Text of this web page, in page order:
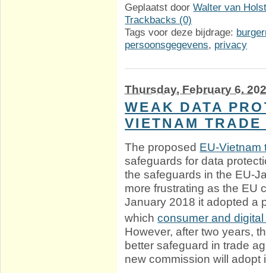
Geplaatst doorWalter van
Trackbacks (0)
Tags voor deze bijdrage:
persoonsgegevens, privacy
Thursday, February 6.
WEAK DATA
VIETNAM TRADE
The proposed EU-Vietnam
safeguards for data
the safeguards in the EU-
more frustrating as the EU
January 2018 it adopted a
whichconsumer and
However, after two years,
better safeguard in trade
new commission will adopt